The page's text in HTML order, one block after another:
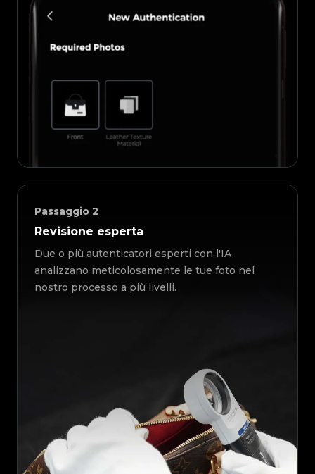
Passaggio 2
Revisione esperta
Due o più autenticatori esperti con l'IA
analizzano meticolosamente le tue foto nel
nostro processo a più livelli.